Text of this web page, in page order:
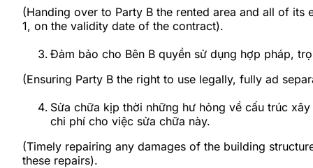
(Handing over to Party B the rented area and all of
1, on the validity date of the contract).
Đảm bảo cho Bên B quyền sử dụng hợp pháp,
(Ensuring Party B the right to use legally, fully ad
Sửa chữa kịp thời những hư hỏng về cấu trúc
chi phí cho việc sửa chữa này.
(Timely repairing any damages of the building
these repairs).